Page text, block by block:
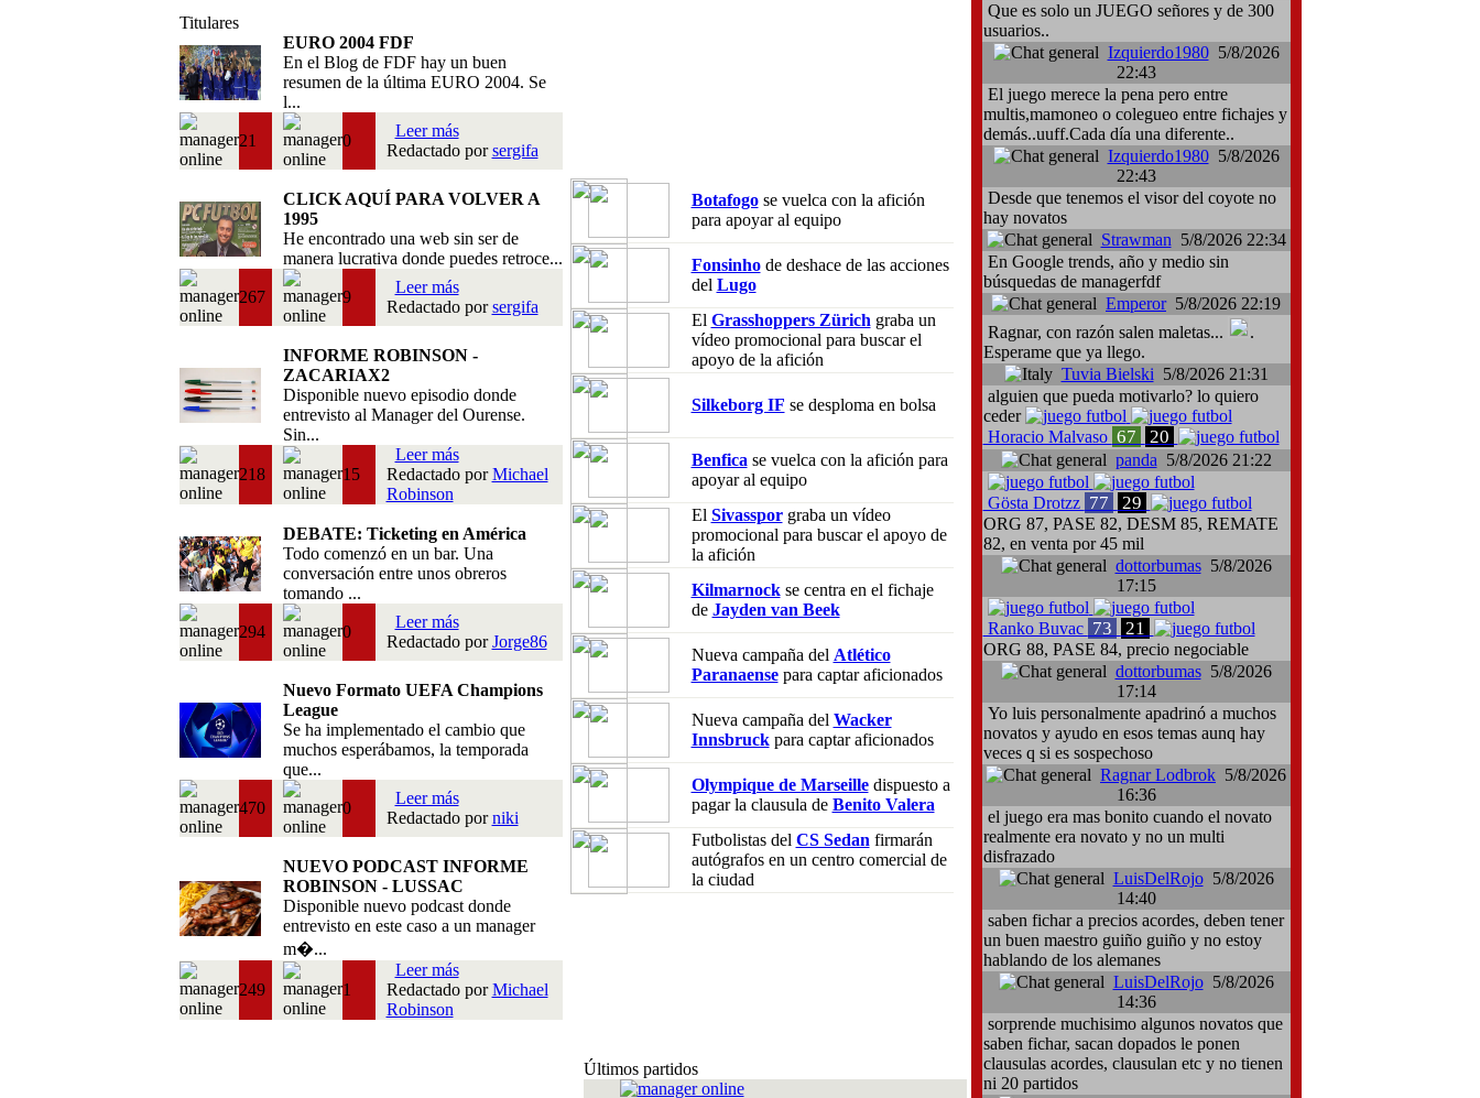
Titulares
EURO 2004 FDF
En el Blog de FDF hay un buen
resumen de la última EURO 2004. Se
l...
21 0
Leer más
Redactado porsergifa
CLICK AQUÍ PARA VOLVER A
1995
He encontrado una web sin ser de
manera lucrativa donde puedes retroce...
267 9
Leer más
Redactado porsergifa
INFORME ROBINSON -
ZACARIAX2
Disponible nuevo episodio donde
entrevisto al Manager del Ourense.
Sin...
218 15
Leer más
Redactado porMichael
Robinson
DEBATE: Ticketing en América
Todo comenzó en un bar. Una
conversación entre unos obreros
tomando ...
294 0
Leer más
Redactado porJorge86
Nuevo Formato UEFA Champions
League
Se ha implementado el cambio que
muchos esperábamos, la temporada
que...
470 0
Leer más
Redactado porniki
NUEVO PODCAST INFORME
ROBINSON - LUSSAC
Disponible nuevo podcast donde
entrevisto en este caso a un manager
m�...
249 1
Leer más
Redactado porMichael
Robinson
Botafogose vuelca con la afición
para apoyar al equipo
Fonsinhode deshace de las acciones
del Lugo
El Grasshoppers Zürich graba un
vídeo promocional para buscar el
apoyo de la afición
Silkeborg IF se desploma en bolsa
Benfica se vuelca con la afición para
apoyar al equipo
El Sivassporgraba un vídeo
promocional para buscar el apoyo de
la afición
Kilmarnockse centra en el fichaje
de Jayden van Beek
Nueva campaña del Atlético
Paranaensepara captar aficionados
Nueva campaña del Wacker
Innsbruckpara captar aficionados
Olympique de Marseilledispuesto a
pagar la clausula de Benito Valera
Futbolistas del CS Sedan firmarán
autógrafos en un centro comercial de
la ciudad
Últimos partidos
Que es solo un JUEGO señores y de 300
usuarios..
Izquierdo19805/8/2026
22:43
El juego merece la pena pero entre
multis,mamoneo o colegueo entre fichajes y
demás..uuff.Cada día una diferente..
Izquierdo19805/8/2026
22:43
Desde que tenemos el visor del coyote no
hay novatos
Strawman 5/8/2026 22:34
En Google trends, año y medio sin
búsquedas de managerfdf
Emperor5/8/2026 22:19
Ragnar, con razón salen maletas...
.
Esperame que ya llego.
Tuvia Bielski 5/8/2026 21:31
alguien que pueda motivarlo? lo quiero
ceder
Horacio Malvaso 67 20
panda 5/8/2026 21:22
Gösta Drotzz 77 29
ORG 87, PASE 82, DESM 85, REMATE
82, en venta por 45 mil
dottorbumas5/8/2026
17:15
Ranko Buvac 73 21
ORG 88, PASE 84, precio negociable
dottorbumas5/8/2026
17:14
Yo luis personalmente apadrinó a muchos
novatos y ayudo en esos temas aunq hay
veces q si es sospechoso
Ragnar Lodbrok 5/8/2026
16:36
el juego era mas bonito cuando el novato
realmente era novato y no un multi
disfrazado
LuisDelRojo5/8/2026
14:40
saben fichar a precios acordes, deben tener
un buen maestro guiño guiño y no estoy
hablando de los alemanes
LuisDelRojo5/8/2026
14:36
sorprende muchisimo algunos novatos que
saben fichar, sacan dopados le ponen
clausulas acordes, clausulan etc y no tienen
ni 20 partidos